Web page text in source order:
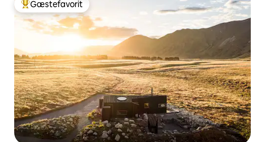
Bedste gæstefavorit
Gæstefavorit